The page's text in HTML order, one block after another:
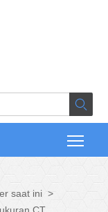

saat ini >